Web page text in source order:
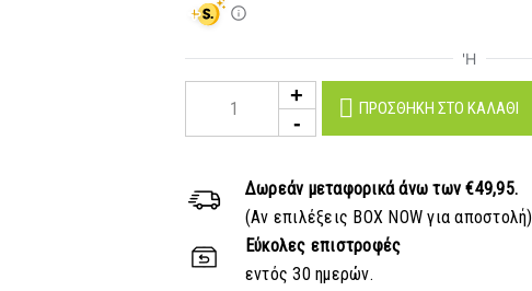
ΠΡΟΣΘΉΚΗ ΣΤΟ ΚΑΛΆΘΙ
Δωρεάν μεταφορικάάνω των €49,95.
(Αν επιλέξεις BOX NOW για αποστολή)
Εύκολες επιστροφές
εντός 30 ημερών.